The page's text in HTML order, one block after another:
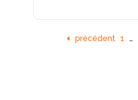
précédent 1 …